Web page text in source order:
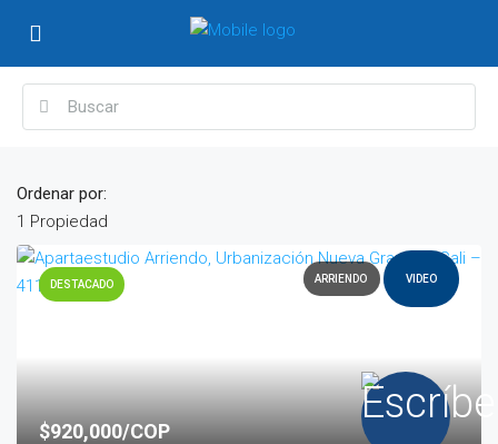
1 Propiedad
Ordenar por:
DESTACADO ARRIENDO VIDEO
$920,000/COP